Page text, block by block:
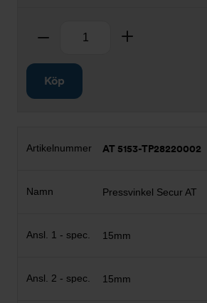
Ta bort
Köp
AT 5153-TP28220002
Pressvinkel Secur AT
15mm
15mm